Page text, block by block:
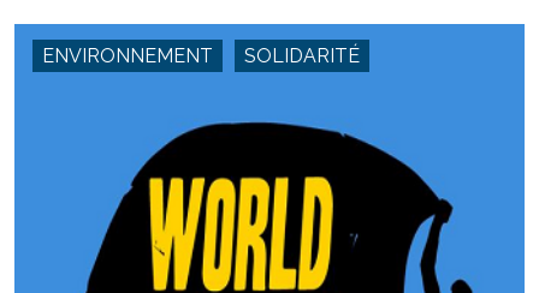
ENVIRONNEMENT SOLIDARITÉ